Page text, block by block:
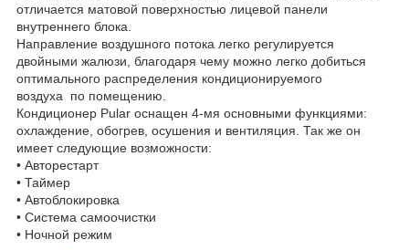
отличается матовой поверхностью лицевой панели
внутреннего блока.
Направление воздушного потока легко регулируется
двойными жалюзи, благодаря чему можно легко добиться
оптимального распределения кондиционируемого
воздуха по помещению.
Кондиционер Pular оснащен 4-мя основными функциями:
охлаждение, обогрев, осушения и вентиляция. Так же он
имеет следующие возможности:
• Авторестарт
• Таймер
• Автоблокировка
• Система самоочистки
• Ночной режим